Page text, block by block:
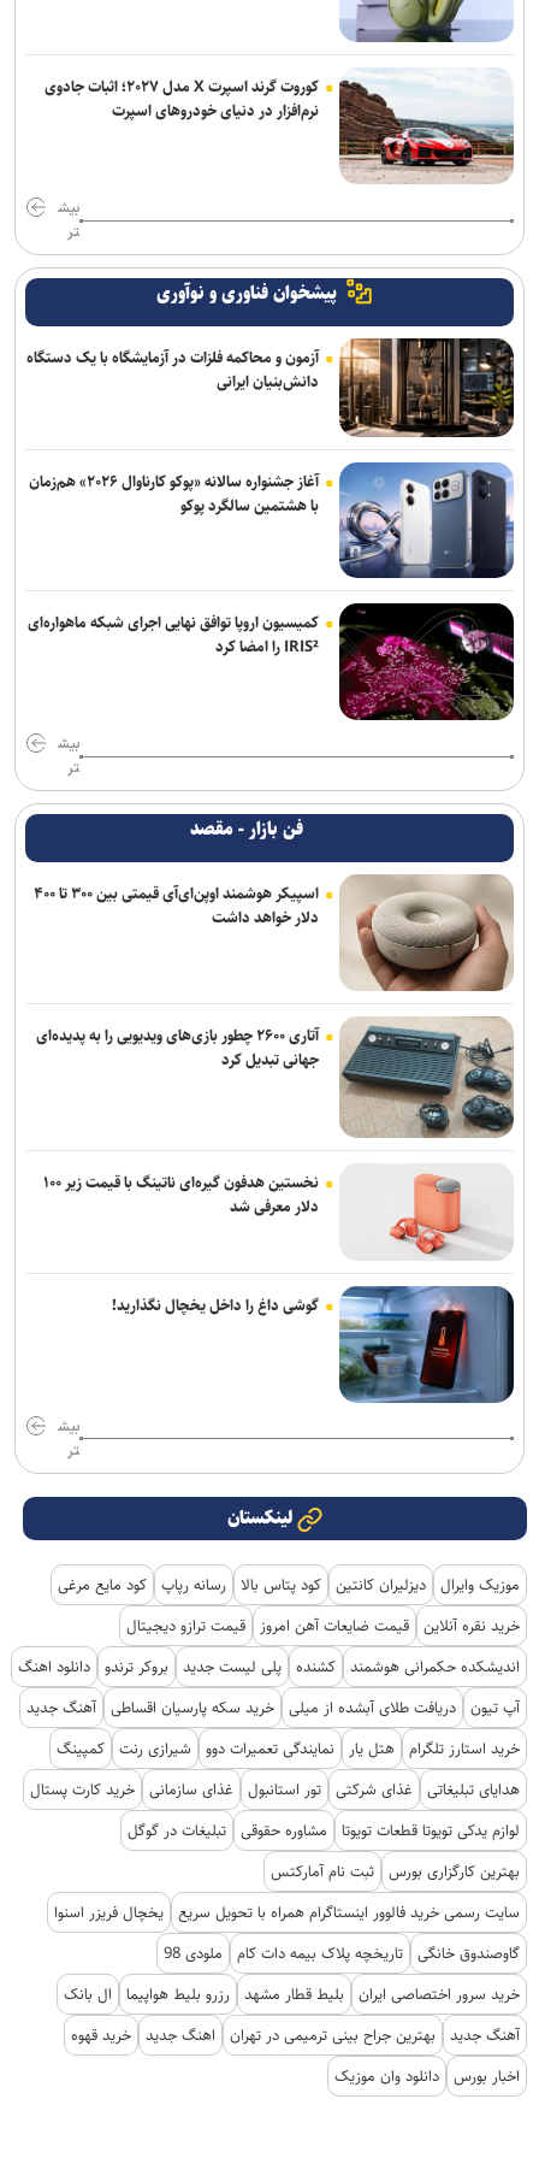
کوروت گرند اسپرت X مدل ۲۰۲۷؛ اثبات جادوی
نرم‌افزار در دنیای خودروهای اسپرت
بیش
تر
پیشخوان فناوری و نوآوری
آزمون و محاکمه فلزات در آزمایشگاه با یک دستگاه
دانش‌بنیان ایرانی
آغاز جشنواره سالانه «پوکو کارناوال ۲۰۲۶» هم‌زمان
با هشتمین سالگرد پوکو
کمیسیون اروپا توافق نهایی اجرای شبکه ماهواره‌ای
IRIS² را امضا کرد
بیش
تر
فن بازار - مقصد
اسپیکر هوشمند اوپن‌ای‌آی قیمتی بین ۳۰۰ تا ۴۰۰
دلار خواهد داشت
آتاری ۲۶۰۰ چطور بازی‌های ویدیویی را به پدیده‌ای
جهانی تبدیل کرد
نخستین هدفون گیره‌ای ناتینگ با قیمت زیر ۱۰۰
دلار معرفی شد
گوشی داغ را داخل یخچال نگذارید!
بیش
تر
لینکستان
موزیک وایرال دیزلیران کانتین کود پتاس بالا رسانه رپاپ کود مایع مرغی
خرید نقره آنلاین قیمت ضایعات آهن امروز
قیمت ترازو دیجیتال
اندیشکده حکمرانی هوشمند کشنده پلی لیست جدید بروکر ترندو دانلود اهنگ
آپ تیون دریافت طلای آبشده از میلی خرید سکه پارسیان اقساطی آهنگ جدید
خرید استارز تلگرام هتل یار نمایندگی تعمیرات دوو شیرازی رنت کمپینگ
هدایای تبلیغاتی
غذای شرکتی تور استانبول غذای سازمانی خرید کارت پستال
لوازم یدکی تویوتا قطعات تویوتا
مشاوره حقوقی تبلیغات در گوگل
بهترین کارگزاری بورس ثبت نام آمارکتس
سایت رسمی خرید فالوور اینستاگرام همراه با تحویل سریع یخچال فریزر اسنوا
گاوصندوق خانگی تاریخچه پلاک بیمه دات کام
ملودی 98
خرید سرور اختصاصی ایران
بلیط قطار مشهد رزرو بلیط هواپیما
ال بانک
آهنگ جدید
بهترین جراح بینی ترمیمی در تهران اهنگ جدید خرید قهوه
اخبار بورس دانلود وان موزیک